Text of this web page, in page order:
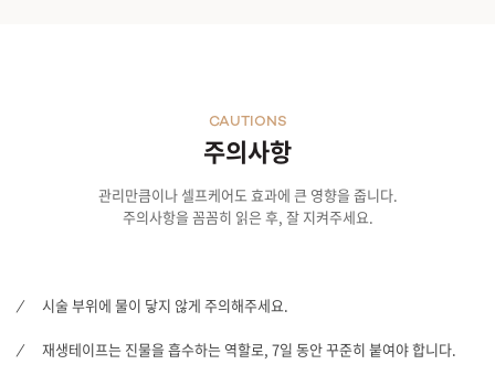
주의사항
CAUTIONS
관리만큼이나 셀프케어도 효과에 큰 영향을 줍니다.
주의사항을 꼼꼼히 읽은 후, 잘 지켜주세요.
시술 부위에 물이 닿지 않게 주의해주세요.
재생테이프는 진물을 흡수하는 역할로, 7일 동안 꾸준히 붙여야 합니다.